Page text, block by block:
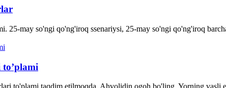
25-may so'ngi qo'ng'iroq ssenariysi, 25-may so'ngi qo'ng'iroq